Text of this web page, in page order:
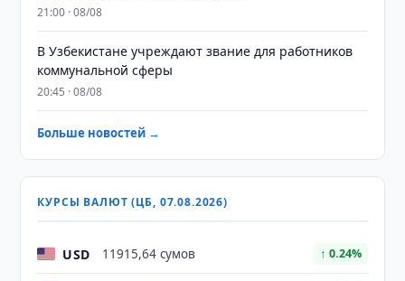
21:00 · 08/08
В Узбекистане учреждают звание для работников
коммунальной сферы
20:45 · 08/08
Больше новостей →
КУРСЫ ВАЛЮТ (ЦБ, 07.08.2026)
USD 11915,64 сумов ↑ 0.24%